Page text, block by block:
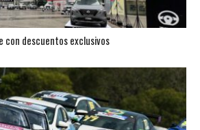
con descuentos exclusivos